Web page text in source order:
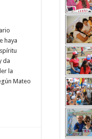
haya
da
la
Mateo